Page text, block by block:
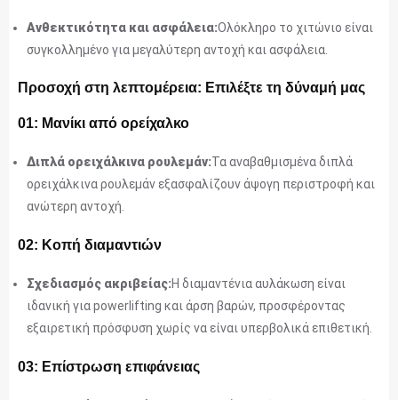
Ανθεκτικότητα και ασφάλεια:Ολόκληρο το χιτώνιο είναι
συγκολλημένο για μεγαλύτερη αντοχή και ασφάλεια.
Προσοχή στη λεπτομέρεια: Επιλέξτε τη δύναμή μας
01: Μανίκι από ορείχαλκο
Διπλά ορειχάλκινα ρουλεμάν:Τα αναβαθμισμένα διπλά
ορειχάλκινα ρουλεμάν εξασφαλίζουν άψογη περιστροφή και
ανώτερη αντοχή.
02: Κοπή διαμαντιών
Σχεδιασμός ακριβείας:Η διαμαντένια αυλάκωση είναι
ιδανική για powerlifting και άρση βαρών, προσφέροντας
εξαιρετική πρόσφυση χωρίς να είναι υπερβολικά επιθετική.
03: Επίστρωση επιφάνειας